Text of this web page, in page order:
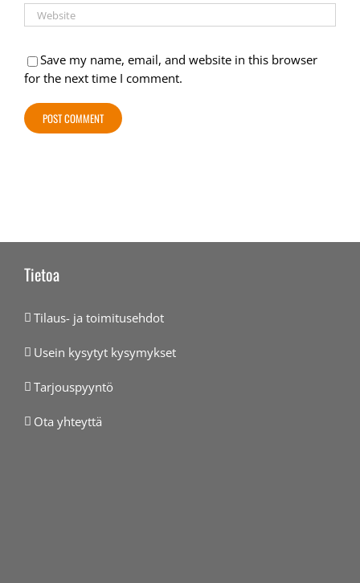
Save my name, email, and website in this browser
for the next time I comment.
Tietoa
Tilaus- ja toimitusehdot
Usein kysytyt kysymykset
Tarjouspyyntö
Ota yhteyttä